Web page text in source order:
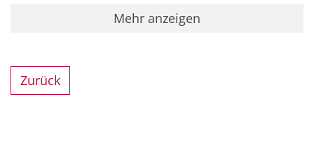
Mehr anzeigen
Zurück